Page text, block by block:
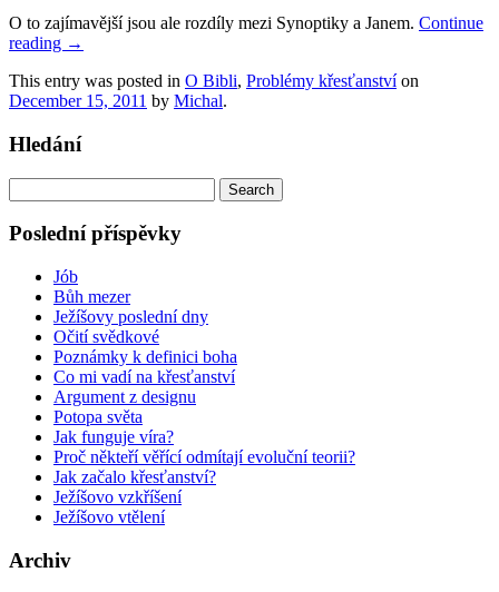
O to zajímavější jsou ale rozdíly mezi Synoptiky a Janem. Continue
reading →
This entry was posted in O Bibli, Problémy křesťanstvíon
December 15, 2011 by Michal.
Hledání
for:
Poslední příspěvky
Jób
Bůh mezer
Ježíšovy poslední dny
Očití svědkové
Poznámky k definici boha
Co mi vadí na křesťanství
Argument z designu
Potopa světa
Jak funguje víra?
Proč někteří věřící odmítají evoluční teorii?
Jak začalo křesťanství?
Ježíšovo vzkříšení
Ježíšovo vtělení
Archiv